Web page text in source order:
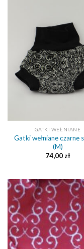
GATKI WEŁNIANE
Gatki wełniane czarne
(M)
74,00 zł